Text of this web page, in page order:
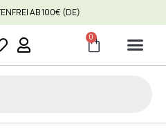
AB 100€ (DE)
0